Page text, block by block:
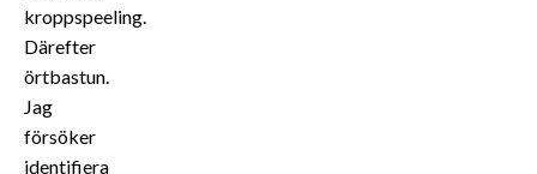
kroppspeeling.
Därefter
örtbastun.
Jag
försöker
identifiera